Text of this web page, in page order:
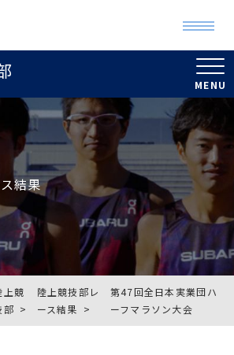
結果
上競
部
陸上競技部レ
ース結果
第47回全日本実業団ハ
ーフマラソン大会